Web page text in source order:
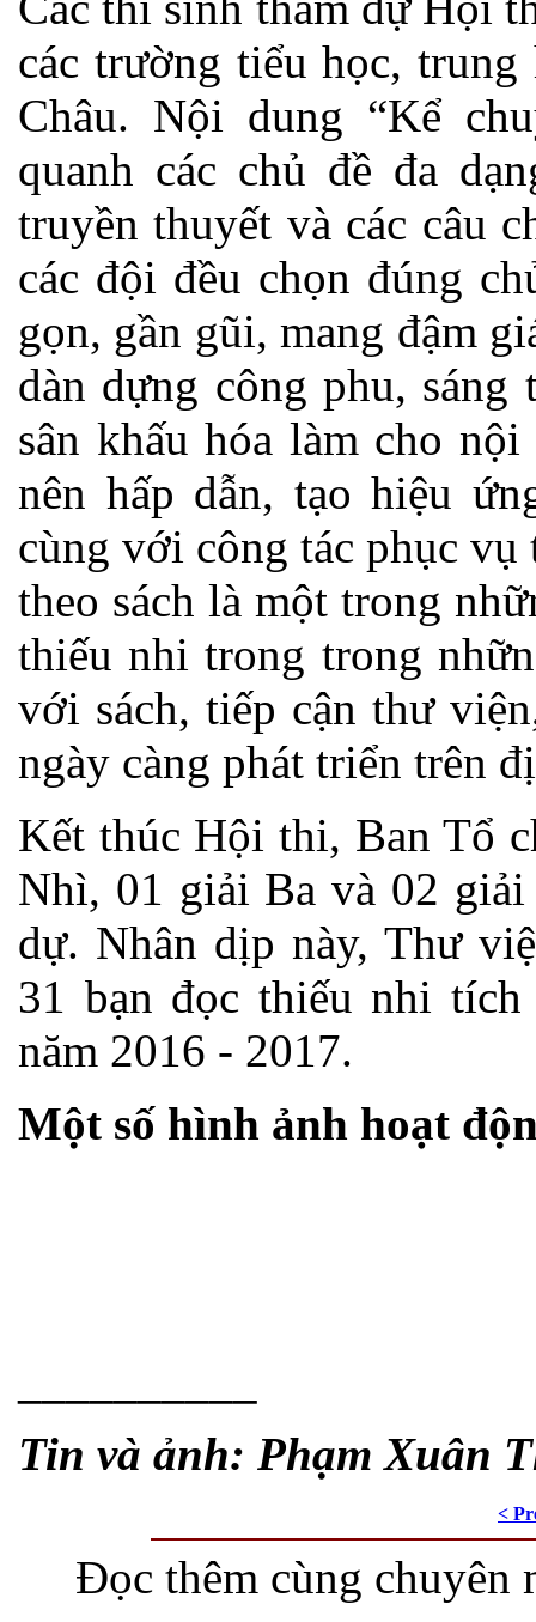
các trường tiểu học,
Châu. Nội dung “Kể
quanh các chủ đề đa
truyền thuyết và các câu
các đội đều chọn đúng
gọn, gần gũi, mang đậm
dàn dựng công phu,
sân khấu hóa làm cho
nên hấp dẫn, tạo hiệu
cùng với công tác phục
theo sách là một trong
thiếu nhi trong trong
với sách, tiếp cận thư
ngày càng phát triển trên
Kết thúc Hội thi, Ban Tổ
Nhì, 01 giải Ba và 02
dự. Nhân dịp này, Thư
31 bạn đọc thiếu nhi
năm 2016 - 2017.
Một số hình ảnh hoạt
Tin và ảnh: Phạm Xuân
<
Đọc thêm cùng chuyên